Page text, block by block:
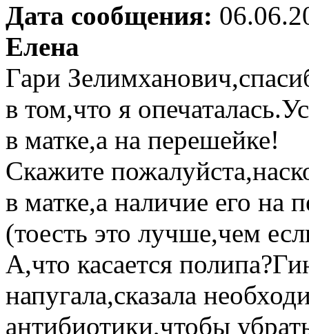
Дата сообщения:
Елена
Гари
в том,что я
в матке,а на перешейке!
Скажите
в матке,а наличие его на
(тоесть это лучше,чем
А,что касается
напугала,сказала
антибиотики,чтобы